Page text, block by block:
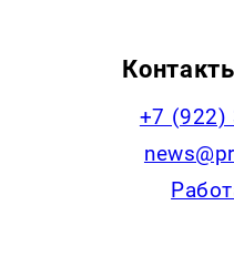
+7 (922)